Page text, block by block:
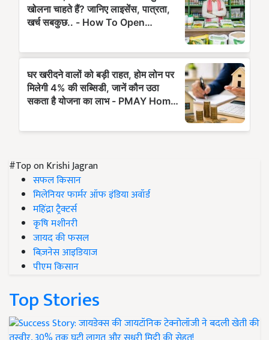
#Top on Krishi Jagran
सफल किसान
मिलेनियर फार्मर ऑफ इंडिया अवॉर्ड
महिंद्रा ट्रैक्टर्स
कृषि मशीनरी
जायद की फसल
बिज़नेस आइडियाज
पीएम किसान
Top Stories